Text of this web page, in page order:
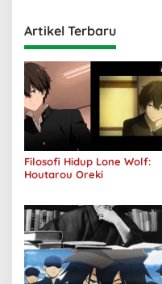
Artikel Terbaru
Filosofi Hidup Lone Wolf:
Houtarou Oreki